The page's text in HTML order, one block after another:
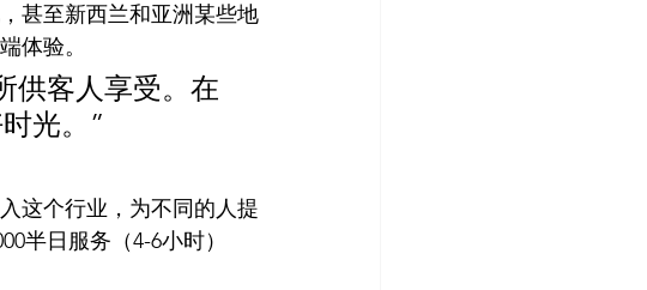
甚至新西兰和亚洲某些地
体验。
供客人享受。在
光。”
这个行业，为不同的人提
半日服务（4-6小时）